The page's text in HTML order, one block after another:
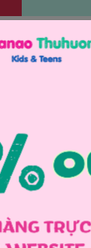
(Tỉnh)